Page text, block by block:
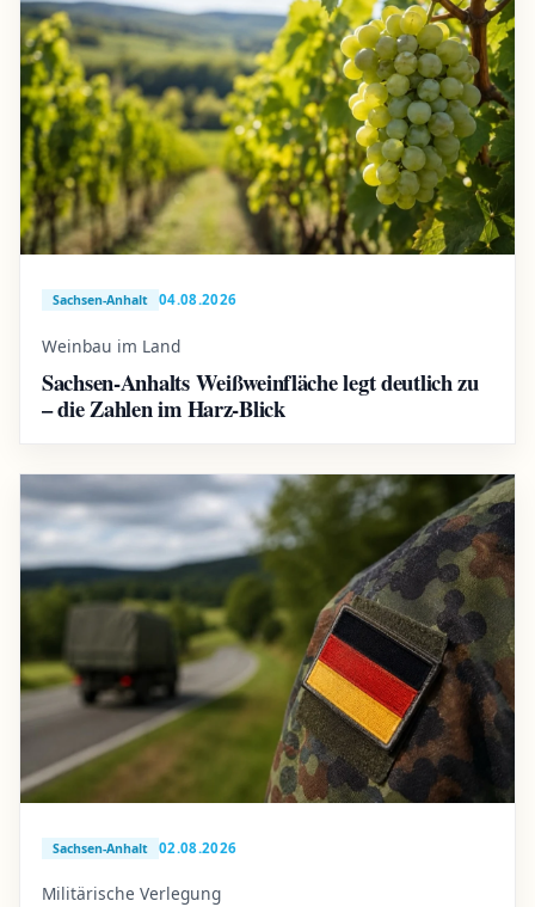
Sachsen-Anhalt 04.08.2026
Weinbau im Land
Sachsen-Anhalts Weißweinfläche legt deutlich zu
– die Zahlen im Harz-Blick
Sachsen-Anhalt 02.08.2026
Militärische Verlegung